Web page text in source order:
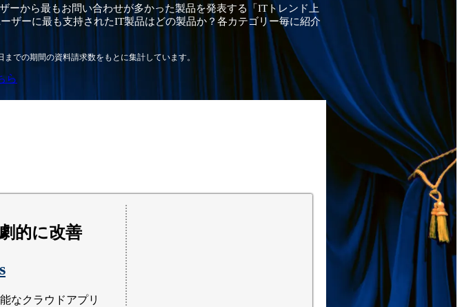
ーから最もお問い合わせが多かった製品を発表する「ITトレンド上
ザーに最も支持されたIT製品はどの製品か？各カテゴリー毎に紹介
までの期間の資料請求数をもとに集計しています。
ら
的に改善
なクラウドアプリ